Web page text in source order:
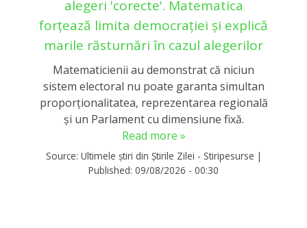
alegeri 'corecte'. Matematica
forțează limita democrației și explică
marile răsturnări în cazul alegerilor
Matematicienii au demonstrat că niciun
sistem electoral nu poate garanta simultan
proporționalitatea, reprezentarea regională
și un Parlament cu dimensiune fixă.
Read more »
Source: Ultimele știri din Știrile Zilei - Stiripesurse |
Published: 09/08/2026 - 00:30